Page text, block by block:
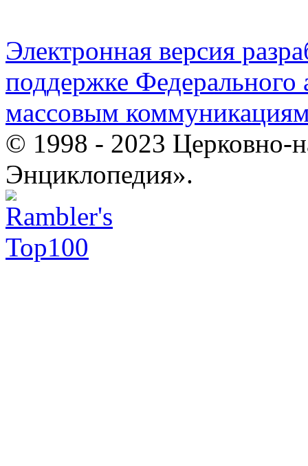
Электронная версия
поддержке Федерального
массовым
© 1998 - 2023 Церковно-
Энциклопедия».